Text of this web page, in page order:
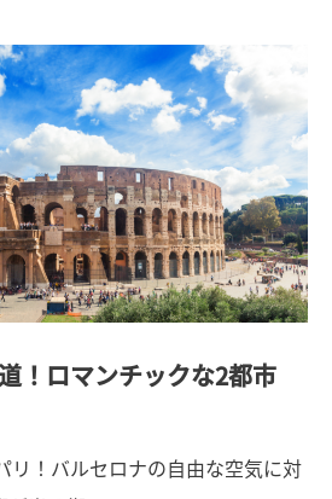
！ロマンチックな2都市
リ！バルセロナの自由な空気に対